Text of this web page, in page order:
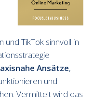
TikTok sinnvoll in
Ansätze,
und
Vermittelt wird das